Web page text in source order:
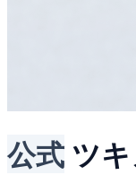
公式 ツ